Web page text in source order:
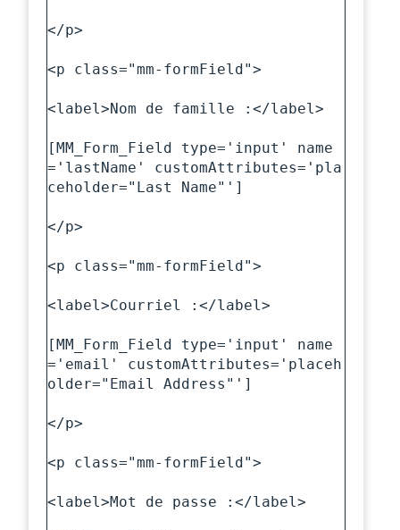
</p>
<p class="mm-formField">
<label>Nom de famille :</label>
[MM_Form_Field type='input' name
='lastName' customAttributes='pla
ceholder="Last Name"']
</p>
<p class="mm-formField">
<label>Courriel :</label>
[MM_Form_Field type='input' name
='email' customAttributes='placeh
older="Email Address"']
</p>
<p class="mm-formField">
<label>Mot de passe :</label>